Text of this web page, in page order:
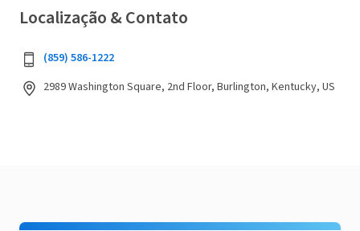
Localização & Contato
(859) 586-1222
2989 Washington Square, 2nd Floor, Burlington, Kentucky, US